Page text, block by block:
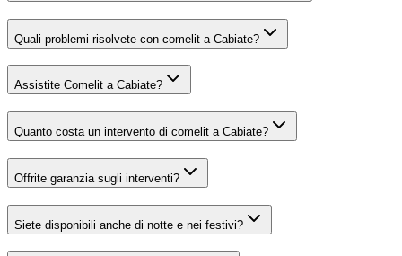
Quali problemi risolvete con comelit a Cabiate?
Assistite Comelit a Cabiate?
Quanto costa un intervento di comelit a Cabiate?
Offrite garanzia sugli interventi?
Siete disponibili anche di notte e nei festivi?